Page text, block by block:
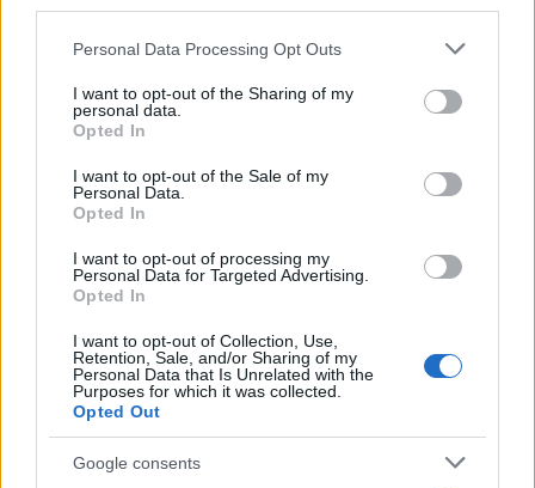
Please note that this website/app uses one or more Google
not limited to your visit or usage behaviour. You may click to
grant or deny consent to Google and its third-party tags to
use your data for below specified purposes in below Google
consent section.
Personal Data Processing Opt Outs
I want to opt-out of the Sharing of my
personal data.
Opted In
I want to opt-out of the Sale of my
Personal Data.
Opted In
I want to opt-out of processing my
Personal Data for Targeted Advertising.
Opted In
I want to opt-out of Collection, Use,
Retention, Sale, and/or Sharing of my
Personal Data that Is Unrelated with the
Purposes for which it was collected.
Opted Out
Google consents
NEWS